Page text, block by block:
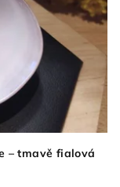
– tmavě fialová